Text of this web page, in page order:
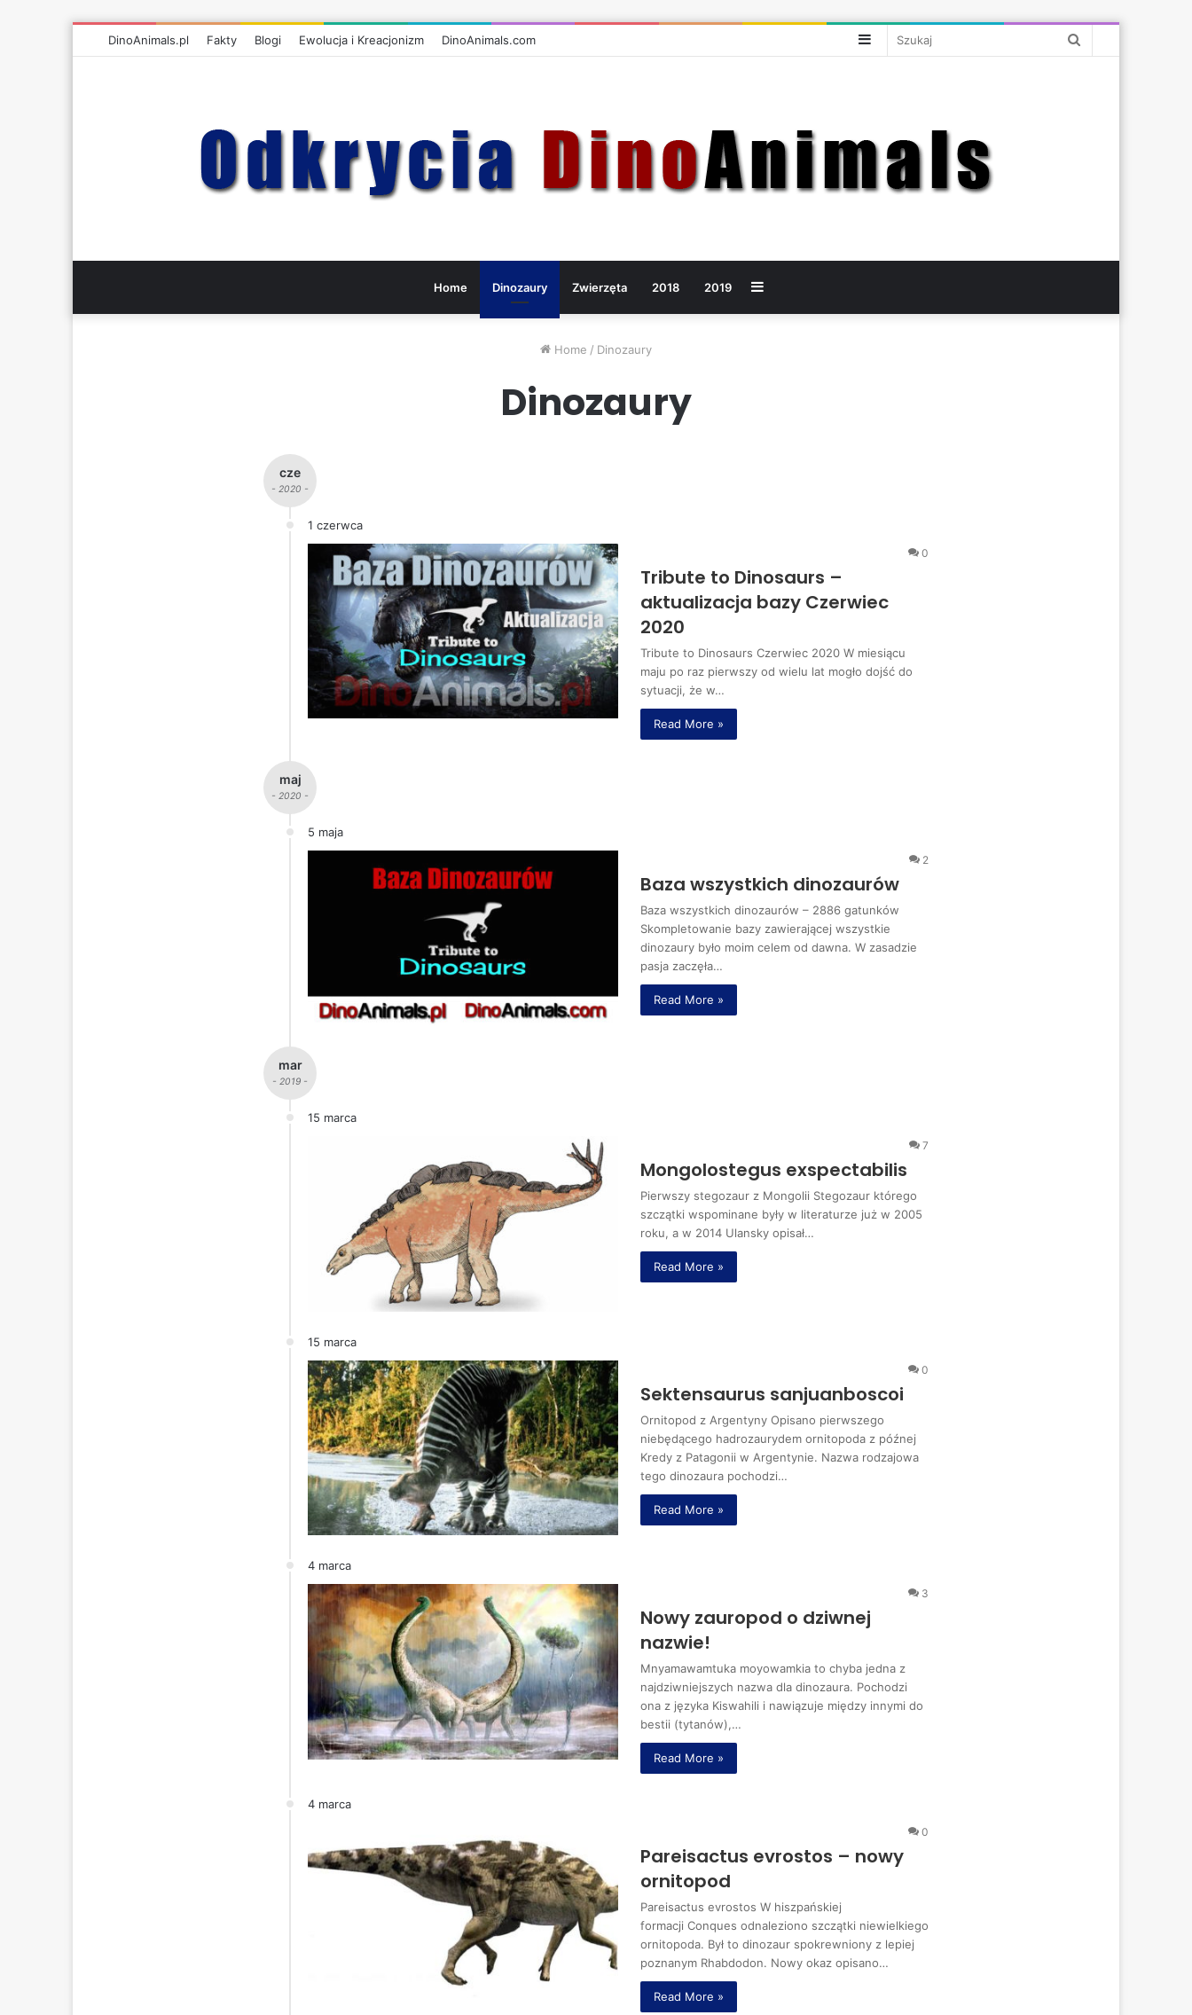
DinoAnimals.pl Fakty Blogi Ewolucja i Kreacjonizm DinoAnimals.com Sidebar
Home Dinozaury Zwierzęta 2018 2019 Sidebar
Home / Dinozaury
Dinozaury
cze
- 2020 -
1 czerwca
0
Tribute to Dinosaurs –
aktualizacja bazy Czerwiec
2020
Tribute to Dinosaurs Czerwiec 2020 W miesiącu
maju po raz pierwszy od wielu lat mogło dojść do
sytuacji, że w…
Read More »
maj
- 2020 -
5 maja
2
Baza wszystkich dinozaurów
Baza wszystkich dinozaurów – 2886 gatunków
Skompletowanie bazy zawierającej wszystkie
dinozaury było moim celem od dawna. W zasadzie
pasja zaczęła…
Read More »
mar
- 2019 -
15 marca
7
Mongolostegus exspectabilis
Pierwszy stegozaur z Mongolii Stegozaur którego
szczątki wspominane były w literaturze już w 2005
roku, a w 2014 Ulansky opisał…
Read More »
15 marca
0
Sektensaurus sanjuanboscoi
Ornitopod z Argentyny Opisano pierwszego
niebędącego hadrozaurydem ornitopoda z późnej
Kredy z Patagonii w Argentynie. Nazwa rodzajowa
tego dinozaura pochodzi…
Read More »
4 marca
3
Nowy zauropod o dziwnej
nazwie!
Mnyamawamtuka moyowamkia to chyba jedna z
najdziwniejszych nazwa dla dinozaura. Pochodzi
ona z języka Kiswahili i nawiązuje między innymi do
bestii (tytanów),…
Read More »
4 marca
0
Pareisactus evrostos – nowy
ornitopod
Pareisactus evrostos W hiszpańskiej
formacji Conques odnaleziono szczątki niewielkiego
ornitopoda. Był to dinozaur spokrewniony z lepiej
poznanym Rhabdodon. Nowy okaz opisano…
Read More »